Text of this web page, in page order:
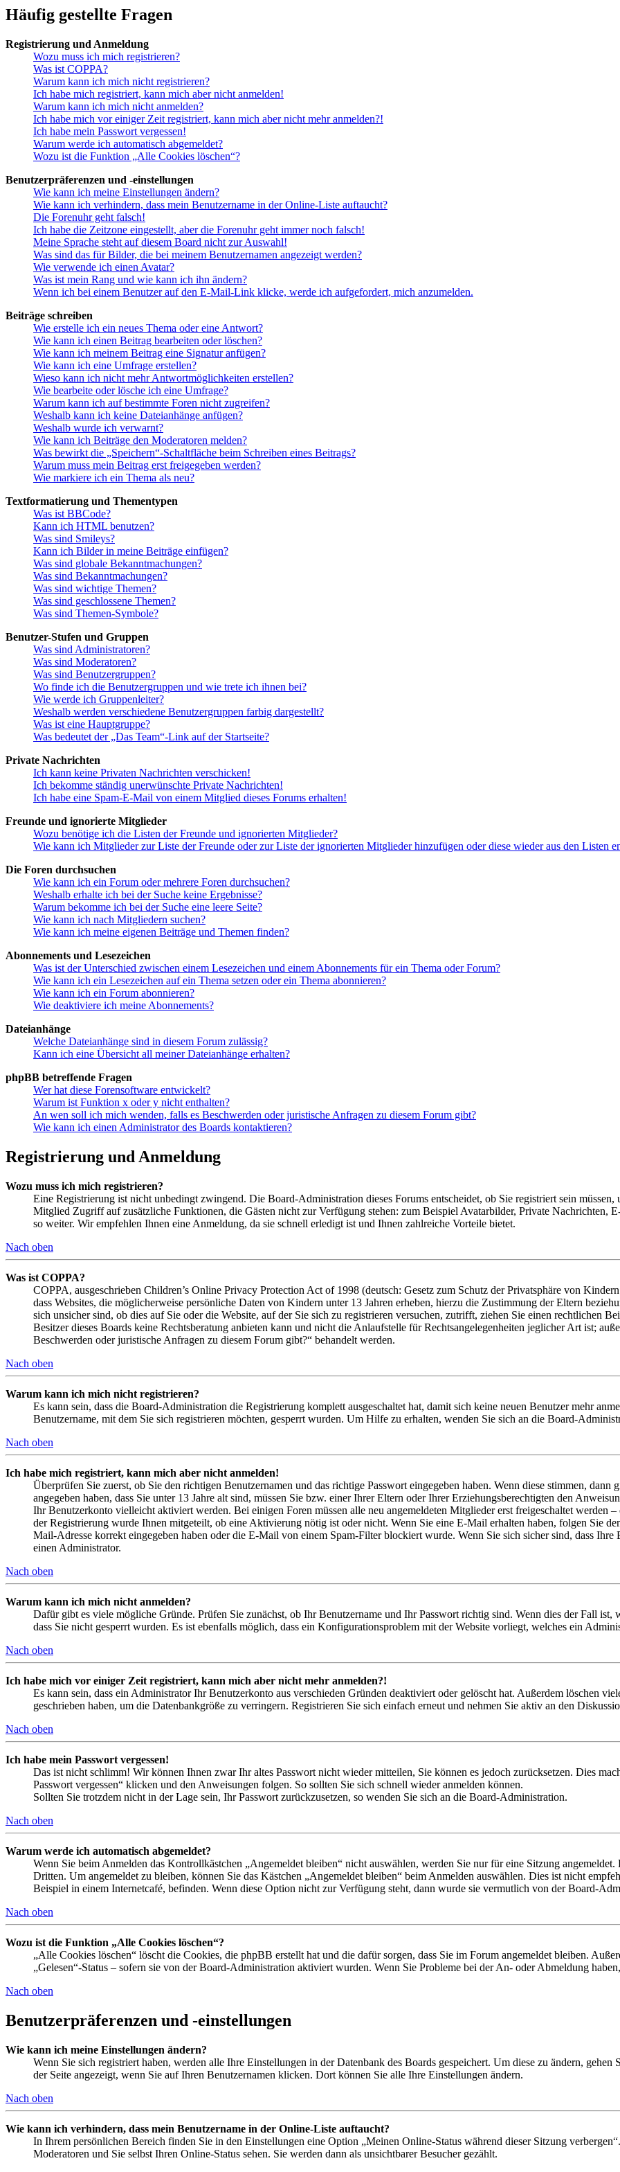
Häufig gestellte Fragen
Registrierung und Anmeldung
Wozu muss ich mich registrieren?
Was ist COPPA?
Warum kann ich mich nicht registrieren?
Ich habe mich registriert, kann mich aber nicht anmelden!
Warum kann ich mich nicht anmelden?
Ich habe mich vor einiger Zeit registriert, kann mich aber nicht mehr anmelden?!
Ich habe mein Passwort vergessen!
Warum werde ich automatisch abgemeldet?
Wozu ist die Funktion „Alle Cookies löschen“?
Benutzerpräferenzen und -einstellungen
Wie kann ich meine Einstellungen ändern?
Wie kann ich verhindern, dass mein Benutzername in der Online-Liste auftaucht?
Die Forenuhr geht falsch!
Ich habe die Zeitzone eingestellt, aber die Forenuhr geht immer noch falsch!
Meine Sprache steht auf diesem Board nicht zur Auswahl!
Was sind das für Bilder, die bei meinem Benutzernamen angezeigt werden?
Wie verwende ich einen Avatar?
Was ist mein Rang und wie kann ich ihn ändern?
Wenn ich bei einem Benutzer auf den E-Mail-Link klicke, werde ich aufgefordert, mich anzumelden.
Beiträge schreiben
Wie erstelle ich ein neues Thema oder eine Antwort?
Wie kann ich einen Beitrag bearbeiten oder löschen?
Wie kann ich meinem Beitrag eine Signatur anfügen?
Wie kann ich eine Umfrage erstellen?
Wieso kann ich nicht mehr Antwortmöglichkeiten erstellen?
Wie bearbeite oder lösche ich eine Umfrage?
Warum kann ich auf bestimmte Foren nicht zugreifen?
Weshalb kann ich keine Dateianhänge anfügen?
Weshalb wurde ich verwarnt?
Wie kann ich Beiträge den Moderatoren melden?
Was bewirkt die „Speichern“-Schaltfläche beim Schreiben eines Beitrags?
Warum muss mein Beitrag erst freigegeben werden?
Wie markiere ich ein Thema als neu?
Textformatierung und Thementypen
Was ist BBCode?
Kann ich HTML benutzen?
Was sind Smileys?
Kann ich Bilder in meine Beiträge einfügen?
Was sind globale Bekanntmachungen?
Was sind Bekanntmachungen?
Was sind wichtige Themen?
Was sind geschlossene Themen?
Was sind Themen-Symbole?
Benutzer-Stufen und Gruppen
Was sind Administratoren?
Was sind Moderatoren?
Was sind Benutzergruppen?
Wo finde ich die Benutzergruppen und wie trete ich ihnen bei?
Wie werde ich Gruppenleiter?
Weshalb werden verschiedene Benutzergruppen farbig dargestellt?
Was ist eine Hauptgruppe?
Was bedeutet der „Das Team“-Link auf der Startseite?
Private Nachrichten
Ich kann keine Privaten Nachrichten verschicken!
Ich bekomme ständig unerwünschte Private Nachrichten!
Ich habe eine Spam-E-Mail von einem Mitglied dieses Forums erhalten!
Freunde und ignorierte Mitglieder
Wozu benötige ich die Listen der Freunde und ignorierten Mitglieder?
Wie kann ich Mitglieder zur Liste der Freunde oder zur Liste der ignorierten Mitglieder hinzufügen oder diese wieder aus den Listen
Die Foren durchsuchen
Wie kann ich ein Forum oder mehrere Foren durchsuchen?
Weshalb erhalte ich bei der Suche keine Ergebnisse?
Warum bekomme ich bei der Suche eine leere Seite?
Wie kann ich nach Mitgliedern suchen?
Wie kann ich meine eigenen Beiträge und Themen finden?
Abonnements und Lesezeichen
Was ist der Unterschied zwischen einem Lesezeichen und einem Abonnements für ein Thema oder Forum?
Wie kann ich ein Lesezeichen auf ein Thema setzen oder ein Thema abonnieren?
Wie kann ich ein Forum abonnieren?
Wie deaktiviere ich meine Abonnements?
Dateianhänge
Welche Dateianhänge sind in diesem Forum zulässig?
Kann ich eine Übersicht all meiner Dateianhänge erhalten?
phpBB betreffende Fragen
Wer hat diese Forensoftware entwickelt?
Warum ist Funktion x oder y nicht enthalten?
An wen soll ich mich wenden, falls es Beschwerden oder juristische Anfragen zu diesem Forum gibt?
Wie kann ich einen Administrator des Boards kontaktieren?
Registrierung und Anmeldung
Wozu muss ich mich registrieren?
Eine Registrierung ist nicht unbedingt zwingend. Die Board-Administration dieses Forums entscheidet, ob Sie registriert sein
Mitglied Zugriff auf zusätzliche Funktionen, die Gästen nicht zur Verfügung stehen: zum Beispiel Avatarbilder, Private Nachrichten,
so weiter. Wir empfehlen Ihnen eine Anmeldung, da sie schnell erledigt ist und Ihnen zahlreiche Vorteile bietet.
Nach oben
Was ist COPPA?
COPPA, ausgeschrieben Children’s Online Privacy Protection Act of 1998 (deutsch: Gesetz zum Schutz der Privatsphäre von
dass Websites, die möglicherweise persönliche Daten von Kindern unter 13 Jahren erheben, hierzu die Zustimmung der Eltern
sich unsicher sind, ob dies auf Sie oder die Website, auf der Sie sich zu registrieren versuchen, zutrifft, ziehen Sie einen rechtlichen
Besitzer dieses Boards keine Rechtsberatung anbieten kann und nicht die Anlaufstelle für Rechtsangelegenheiten jeglicher Art ist;
Beschwerden oder juristische Anfragen zu diesem Forum gibt?“ behandelt werden.
Nach oben
Warum kann ich mich nicht registrieren?
Es kann sein, dass die Board-Administration die Registrierung komplett ausgeschaltet hat, damit sich keine neuen Benutzer mehr
Benutzername, mit dem Sie sich registrieren möchten, gesperrt wurden. Um Hilfe zu erhalten, wenden Sie sich an die Board-
Nach oben
Ich habe mich registriert, kann mich aber nicht anmelden!
Überprüfen Sie zuerst, ob Sie den richtigen Benutzernamen und das richtige Passwort eingegeben haben. Wenn diese stimmen, dann
angegeben haben, dass Sie unter 13 Jahre alt sind, müssen Sie bzw. einer Ihrer Eltern oder Ihrer Erziehungsberechtigten den
Ihr Benutzerkonto vielleicht aktiviert werden. Bei einigen Foren müssen alle neu angemeldeten Mitglieder erst freigeschaltet werden
der Registrierung wurde Ihnen mitgeteilt, ob eine Aktivierung nötig ist oder nicht. Wenn Sie eine E-Mail erhalten haben, folgen Sie
Mail-Adresse korrekt eingegeben haben oder die E-Mail von einem Spam-Filter blockiert wurde. Wenn Sie sich sicher sind, dass
einen Administrator.
Nach oben
Warum kann ich mich nicht anmelden?
Dafür gibt es viele mögliche Gründe. Prüfen Sie zunächst, ob Ihr Benutzername und Ihr Passwort richtig sind. Wenn dies der Fall ist,
dass Sie nicht gesperrt wurden. Es ist ebenfalls möglich, dass ein Konfigurationsproblem mit der Website vorliegt, welches ein
Nach oben
Ich habe mich vor einiger Zeit registriert, kann mich aber nicht mehr anmelden?!
Es kann sein, dass ein Administrator Ihr Benutzerkonto aus verschieden Gründen deaktiviert oder gelöscht hat. Außerdem löschen
geschrieben haben, um die Datenbankgröße zu verringern. Registrieren Sie sich einfach erneut und nehmen Sie aktiv an den
Nach oben
Ich habe mein Passwort vergessen!
Das ist nicht schlimm! Wir können Ihnen zwar Ihr altes Passwort nicht wieder mitteilen, Sie können es jedoch zurücksetzen. Dies
Passwort vergessen“ klicken und den Anweisungen folgen. So sollten Sie sich schnell wieder anmelden können.
Sollten Sie trotzdem nicht in der Lage sein, Ihr Passwort zurückzusetzen, so wenden Sie sich an die Board-Administration.
Nach oben
Warum werde ich automatisch abgemeldet?
Wenn Sie beim Anmelden das Kontrollkästchen „Angemeldet bleiben“ nicht auswählen, werden Sie nur für eine Sitzung
Dritten. Um angemeldet zu bleiben, können Sie das Kästchen „Angemeldet bleiben“ beim Anmelden auswählen. Dies ist nicht
Beispiel in einem Internetcafé, befinden. Wenn diese Option nicht zur Verfügung steht, dann wurde sie vermutlich von der Board-
Nach oben
Wozu ist die Funktion „Alle Cookies löschen“?
„Alle Cookies löschen“ löscht die Cookies, die phpBB erstellt hat und die dafür sorgen, dass Sie im Forum angemeldet bleiben.
„Gelesen“-Status – sofern sie von der Board-Administration aktiviert wurden. Wenn Sie Probleme bei der An- oder Abmeldung
Nach oben
Benutzerpräferenzen und -einstellungen
Wie kann ich meine Einstellungen ändern?
Wenn Sie sich registriert haben, werden alle Ihre Einstellungen in der Datenbank des Boards gespeichert. Um diese zu ändern,
der Seite angezeigt, wenn Sie auf Ihren Benutzernamen klicken. Dort können Sie alle Ihre Einstellungen ändern.
Nach oben
Wie kann ich verhindern, dass mein Benutzername in der Online-Liste auftaucht?
In Ihrem persönlichen Bereich finden Sie in den Einstellungen eine Option „Meinen Online-Status während dieser Sitzung
Moderatoren und Sie selbst Ihren Online-Status sehen. Sie werden dann als unsichtbarer Besucher gezählt.